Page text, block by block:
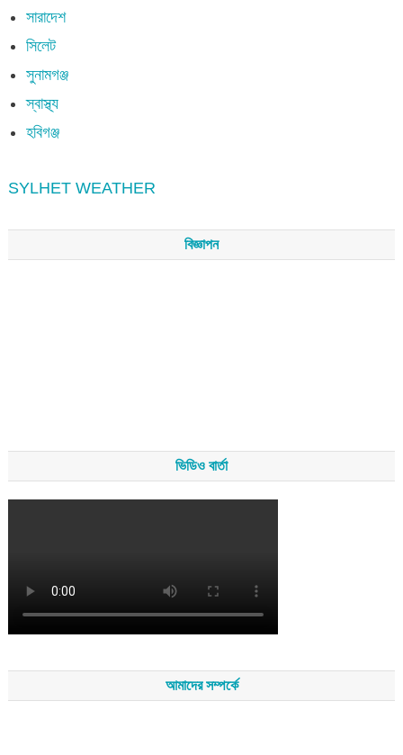
সারাদেশ
সিলেট
সুনামগঞ্জ
স্বাস্থ্য
হবিগঞ্জ
SYLHET WEATHER
বিজ্ঞাপন
ভিডিও বার্তা
আমাদের সম্পর্কে